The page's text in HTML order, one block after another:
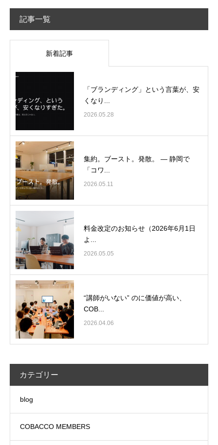
記事一覧
新着記事
「ブランディング」という言葉が、安
くなり...
2026.05.28
集約。ブースト。発散。 ― 静岡で
「コワ...
2026.05.11
料金改定のお知らせ（2026年6月1日
よ...
2026.05.05
“講師がいない” のに価値が高い、
COB...
2026.04.06
カテゴリー
blog
COBACCO MEMBERS